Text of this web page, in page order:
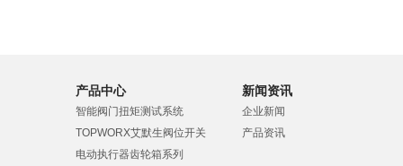
产品中心
智能阀门扭矩测试系统
TOPWORX艾默生阀位开关
电动执行器齿轮箱系列
新闻资讯
企业新闻
产品资讯